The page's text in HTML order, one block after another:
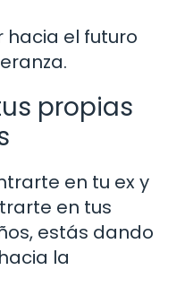
hacia el futuro
propias
en tu ex y
en tus
estás dando
la